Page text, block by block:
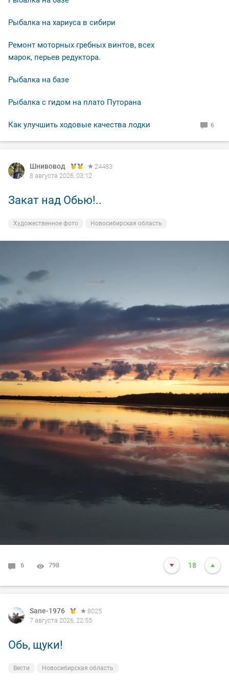
насладился,рыбу поймал,закат был волшебный!
процесса вы получали только приятные впечатления!
Рыбалка на хариуса в сибири
Ремонт моторных гребных винтов, всех
марок, перьев редуктора.
Рыбалка на базе
Рыбалка с гидом на плато Путорана
Как улучшить ходовые качества лодки 6
Шнивовод
24483
8 августа 2026, 03:12
Закат над Обью!..
Художественное фото Новосибирская область
6 798 18
Sane-1976
8025
7 августа 2026, 22:55
Обь, щуки!
Вести Новосибирская область